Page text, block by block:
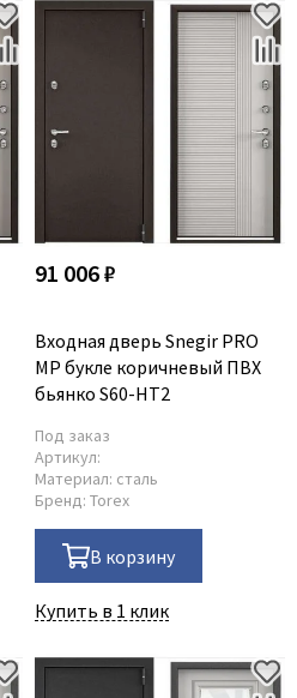
91 006 ₽
Входная дверь Snegir PRO
MP букле коричневый ПВХ
бьянко S60-HT2
Под заказ
Артикул:
Материал: сталь
Бренд: Torex
В корзину
Купить в 1 клик